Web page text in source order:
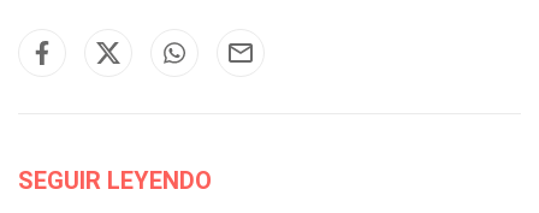
SEGUIR LEYENDO